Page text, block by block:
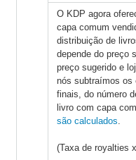
O KDP agora
capa comum
distribuição de
depende do preço
preço sugerido e
nós subtraímos os
finais, do número
livro com capa
são calculados.
(Taxa de royalties